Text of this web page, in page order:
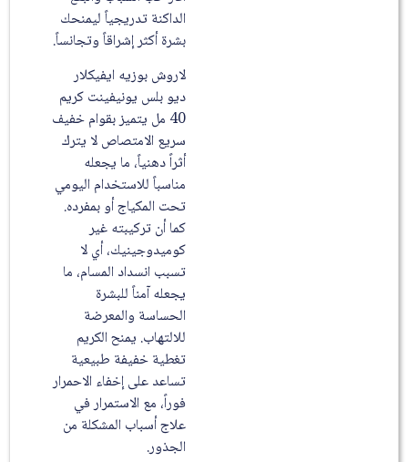
الداكنة تدريجياً ليمنحك
بشرة أكثر إشراقاً وتجانساً.
لاروش بوزيه ايفيكلار
ديو بلس يونيفينت كريم
40 مل يتميز بقوام خفيف
سريع الامتصاص لا يترك
أثراً دهنياً، ما يجعله
مناسباً للاستخدام اليومي
تحت المكياج أو بمفرده.
كما أن تركيبته غير
كوميدوجينيك، أي لا
تسبب انسداد المسام، ما
يجعله آمناً للبشرة
الحساسة والمعرضة
للالتهاب. يمنح الكريم
تغطية خفيفة طبيعية
تساعد على إخفاء الاحمرار
فوراً، مع الاستمرار في
علاج أسباب المشكلة من
الجذور.